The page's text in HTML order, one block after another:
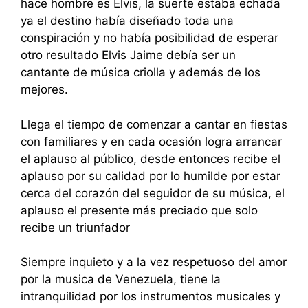
hace hombre es Elvis, la suerte estaba echada
ya el destino había diseñado toda una
conspiración y no había posibilidad de esperar
otro resultado Elvis Jaime debía ser un
cantante de música criolla y además de los
mejores.
Llega el tiempo de comenzar a cantar en fiestas
con familiares y en cada ocasión logra arrancar
el aplauso al público, desde entonces recibe el
aplauso por su calidad por lo humilde por estar
cerca del corazón del seguidor de su música, el
aplauso el presente más preciado que solo
recibe un triunfador
Siempre inquieto y a la vez respetuoso del amor
por la musica de Venezuela, tiene la
intranquilidad por los instrumentos musicales y